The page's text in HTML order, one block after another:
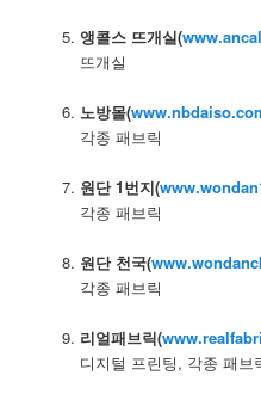
앵콜스 뜨개실(
뜨개실
노방몰(
각종 패브릭
원단 1번지(
각종 패브릭
원단 천국(
각종 패브릭
리얼패브릭(
디지털 프린팅, 각종 패브